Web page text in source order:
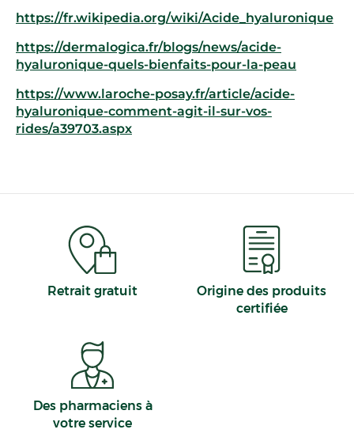
https://fr.wikipedia.org/wiki/Acide_hyaluronique
https://dermalogica.fr/blogs/news/acide-
hyaluronique-quels-bienfaits-pour-la-peau
https://www.laroche-posay.fr/article/acide-
hyaluronique-comment-agit-il-sur-vos-
rides/a39703.aspx
Retrait gratuit
Origine des produits
certifiée
Des pharmaciens à
votre service